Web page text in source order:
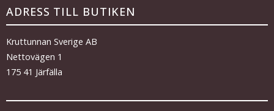
ADRESS TILL BUTIKEN
Kruttunnan Sverige AB
Nettovägen 1
175 41 Järfälla